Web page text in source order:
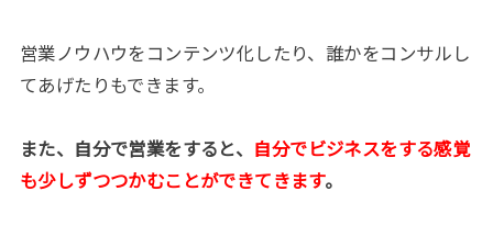
営業ノウハウをコンテンツ化したり、誰かをコンサルし
てあげたりもできます。
また、自分で営業をすると、 自分でビジネスをする感覚
も少しずつつかむことができてきます。